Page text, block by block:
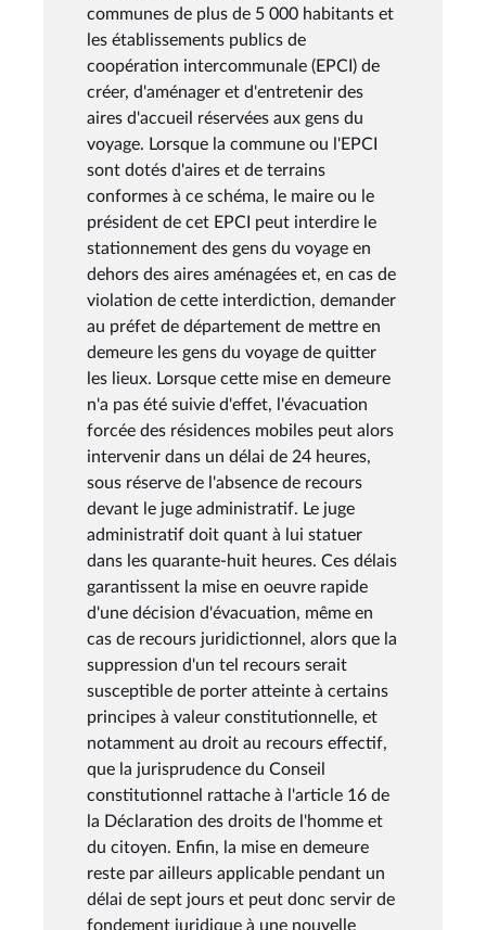
communes de plus de 5 000 habitants et
les établissements publics de
coopération intercommunale (EPCI) de
créer, d'aménager et d'entretenir des
aires d'accueil réservées aux gens du
voyage. Lorsque la commune ou l'EPCI
sont dotés d'aires et de terrains
conformes à ce schéma, le maire ou le
président de cet EPCI peut interdire le
stationnement des gens du voyage en
dehors des aires aménagées et, en cas de
violation de cette interdiction, demander
au préfet de département de mettre en
demeure les gens du voyage de quitter
les lieux. Lorsque cette mise en demeure
n'a pas été suivie d'effet, l'évacuation
forcée des résidences mobiles peut alors
intervenir dans un délai de 24 heures,
sous réserve de l'absence de recours
devant le juge administratif. Le juge
administratif doit quant à lui statuer
dans les quarante-huit heures. Ces délais
garantissent la mise en oeuvre rapide
d'une décision d'évacuation, même en
cas de recours juridictionnel, alors que la
suppression d'un tel recours serait
susceptible de porter atteinte à certains
principes à valeur constitutionnelle, et
notamment au droit au recours effectif,
que la jurisprudence du Conseil
constitutionnel rattache à l'article 16 de
la Déclaration des droits de l'homme et
du citoyen. Enfin, la mise en demeure
reste par ailleurs applicable pendant un
délai de sept jours et peut donc servir de
fondement juridique à une nouvelle